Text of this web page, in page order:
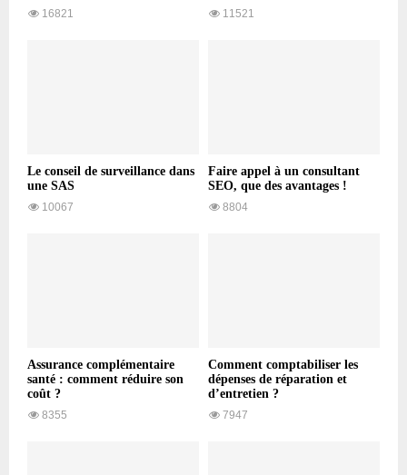
16821 11521
Le conseil de surveillance dans
une SAS
10067
Faire appel à un consultant
SEO, que des avantages !
8804
Assurance complémentaire
santé : comment réduire son
coût ?
8355
Comment comptabiliser les
dépenses de réparation et
d’entretien ?
7947